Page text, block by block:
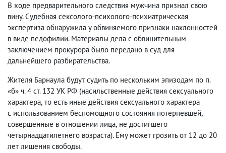
В ходе предварительного следствия мужчина признал свою
вину. Судебная сексолого-психолого-психиатрическая
экспертиза обнаружила у обвиняемого признаки наклонностей
в виде педофилии. Материалы дела с обвинительным
заключением прокурора было передано в суд для
дальнейшего разбирательства.
Жителя Барнаула будут судить по нескольким эпизодам по п.
«б» ч. 4 ст. 132 УК РФ (насильственные действия сексуального
характера, то есть иные действия сексуального характера
с использованием беспомощного состояния потерпевшей,
совершенные в отношении лица, не достигшего
четырнадцатилетнего возраста). Ему может грозить от 12 до 20
лет лишения свободы.